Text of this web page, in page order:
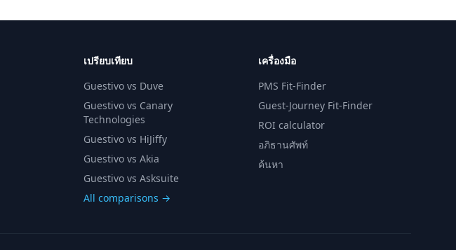
เปรียบเทียบ
Guestivo vs Duve
Guestivo vs Canary
Technologies
Guestivo vs HiJiffy
Guestivo vs Akia
Guestivo vs Asksuite
All comparisons →
เครื่องมือ
PMS Fit-Finder
Guest-Journey Fit-Finder
ROI calculator
อภิธานศัพท์
ค้นหา